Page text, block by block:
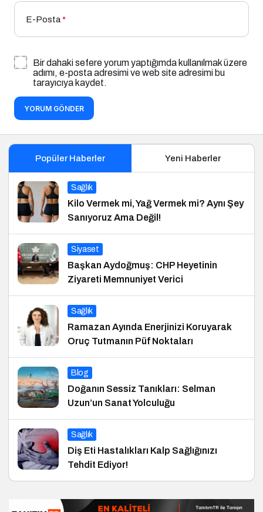
E-Posta*
Bir dahaki sefere yorum yaptığımda kullanılmak üzere
adımı, e-posta adresimi ve web site adresimi bu
tarayıcıya kaydet.
YORUM GÖNDER
Popüler Haberler Yeni Haberler
Sağlık
Kilo Vermek mi, Yağ Vermek mi? Aynı Şey
Sanıyoruz Ama Değil!
Siyaset
Başkan Aydoğmuş: CHP Heyetinin
Ziyareti Memnuniyet Verici
Sağlık
Ramazan Ayında Enerjinizi Koruyarak
Oruç Tutmanın Püf Noktaları
Blog
Doğanın Sessiz Tanıkları: Selman
Uzun’un Sanat Yolculuğu
Sağlık
Diş Eti Hastalıkları Kalp Sağlığınızı
Tehdit Ediyor!